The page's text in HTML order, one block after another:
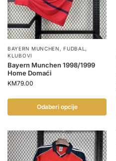
BAYERN MUNCHEN ,FUDBAL ,
KLUBOVI
Bayern Munchen 1998/1999
Home Domaći
KM79.00
Odaberi opcije